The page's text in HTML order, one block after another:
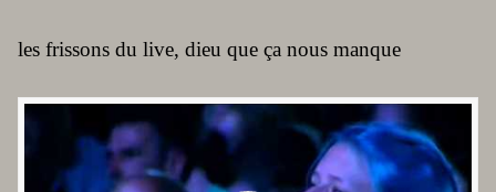
les frissons du live, dieu que ça nous manque